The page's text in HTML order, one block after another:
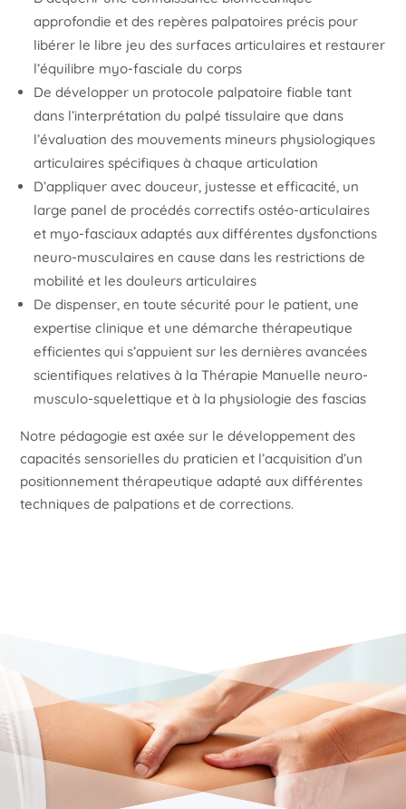
approfondie et des repères palpatoires précis pour
libérer le libre jeu des surfaces articulaires et restaurer
l’équilibre myo-fasciale du corps
De développer un protocole palpatoire fiable tant
dans l’interprétation du palpé tissulaire que dans
l’évaluation des mouvements mineurs physiologiques
articulaires spécifiques à chaque articulation
D’appliquer avec douceur, justesse et efficacité, un
large panel de procédés correctifs ostéo-articulaires
et myo-fasciaux adaptés aux différentes dysfonctions
neuro-musculaires en cause dans les restrictions de
mobilité et les douleurs articulaires
De dispenser, en toute sécurité pour le patient, une
expertise clinique et une démarche thérapeutique
efficientes qui s’appuient sur les dernières avancées
scientifiques relatives à la Thérapie Manuelle neuro-
musculo-squelettique et à la physiologie des fascias
Notre pédagogie est axée sur le développement des
capacités sensorielles du praticien et l’acquisition d’un
positionnement thérapeutique adapté aux différentes
techniques de palpations et de corrections.